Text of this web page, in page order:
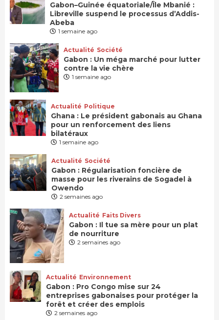
Gabon–Guinée équatoriale/Île Mbanié :
Libreville suspend le processus d’Addis-
Abeba
1 semaine ago
Actualité Société
Gabon : Un méga marché pour lutter
contre la vie chère
1 semaine ago
Actualité Politique
Ghana : Le président gabonais au Ghana
pour un renforcement des liens
bilatéraux
1 semaine ago
Actualité Société
Gabon : Régularisation foncière de
masse pour les riverains de Sogadel à
Owendo
2 semaines ago
Actualité Faits Divers
Gabon : Il tue sa mère pour un plat
de nourriture
2 semaines ago
Actualité Environnement
Gabon : Pro Congo mise sur 24
entreprises gabonaises pour protéger la
forêt et créer des emplois
2 semaines ago